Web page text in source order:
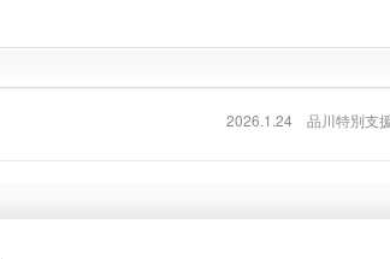
2026.1.24 品川特別支